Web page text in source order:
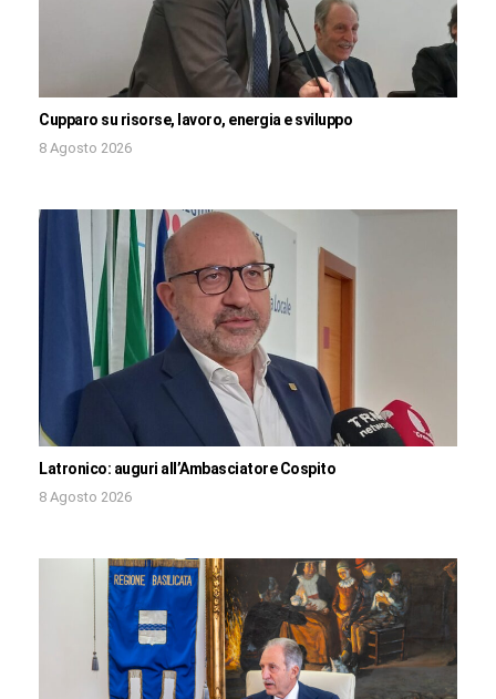
Cupparo su risorse, lavoro, energia e sviluppo
8 Agosto 2026
Latronico: auguri all’Ambasciatore Cospito
8 Agosto 2026